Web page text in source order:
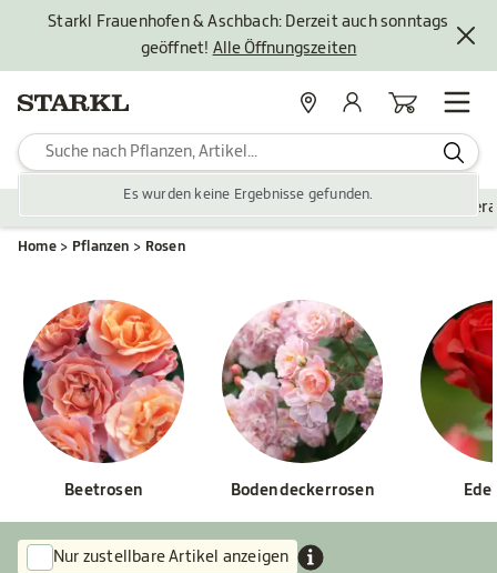
Starkl Frauenhofen & Aschbach: Derzeit auch sonntags
geöffnet! Alle Öffnungszeiten
Es wurden keine Ergebnisse gefunden.
StandorteMein KontoWarenkorb
Zubehör Gartengestaltung
Home Pflanzen Rosen
Beetrosen Bodendeckerrosen
Nur zustellbare Artikel anzeigen